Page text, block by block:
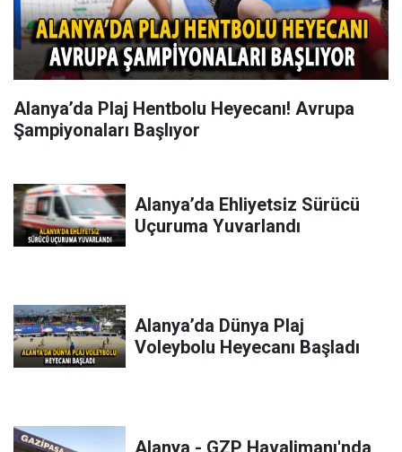
Alanya’da Plaj Hentbolu Heyecanı! Avrupa
Şampiyonaları Başlıyor
Alanya’da Ehliyetsiz Sürücü
Uçuruma Yuvarlandı
Alanya’da Dünya Plaj
Voleybolu Heyecanı Başladı
Alanya - GZP Havalimanı'nda